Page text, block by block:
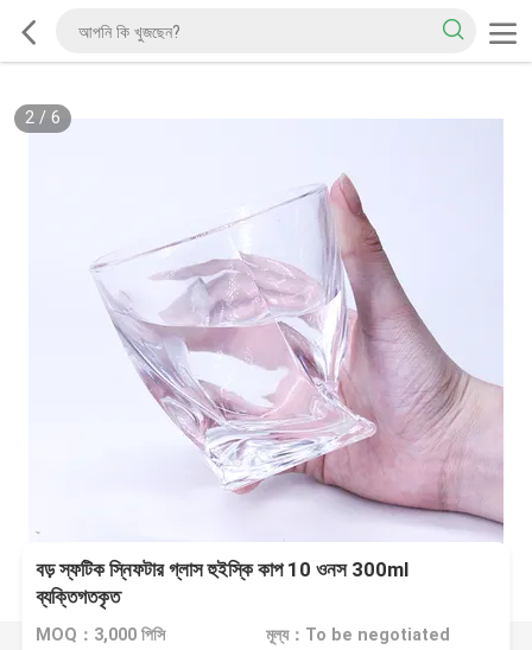
2/ 6
বড় স্ফটিক স্নিফটার গ্লাস হুইস্কি কাপ 10 ওনস 300ml
ব্যক্তিগতকৃত
MOQ：3,000 পিসি মূল্য：To be negotiated